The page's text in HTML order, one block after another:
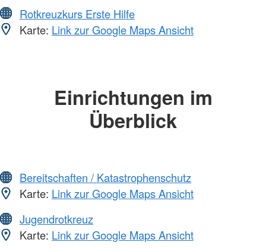
Rotkreuzkurs Erste Hilfe
Karte: Link zur Google Maps Ansicht
Einrichtungen im
Überblick
Bereitschaften / Katastrophenschutz
Karte: Link zur Google Maps Ansicht
Jugendrotkreuz
Karte: Link zur Google Maps Ansicht